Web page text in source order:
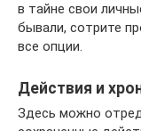
в тайне свои
бывали, сотрите
все опции.
Действия и
Здесь можно